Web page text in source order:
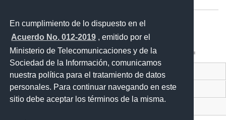
En cumplimiento de lo dispuesto en el
Acuerdo No. 012-2019 , emitido por el
Ministerio de Telecomunicaciones y de la
Sociedad de la Información, comunicamos
nuestra política para el tratamiento de datos
personales. Para continuar navegando en este
sitio debe aceptar los términos de la misma.
Entérate
Contacto Ciudadano Digital
Portal Trámites Ciudadanos
Sistema Nacional de Información (SNI)